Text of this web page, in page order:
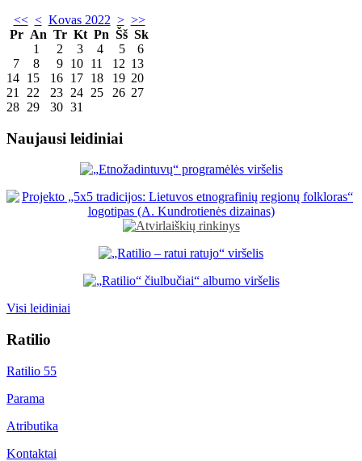
<< < Kovas 2022 > >>
Pr An Tr Kt Pn Šš Sk
1
2 3 4 5
6
7
8 9 10 11 12 13
14 15 16 17 18 19 20
21
22 23 24 25 26 27
28 29 30 31
Naujausi leidiniai
Visi leidiniai
Ratilio
Ratilio 55
Parama
Atributika
Kontaktai